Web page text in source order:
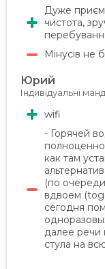
Дуже
чистота,
Мінусів не
Юрий
Індивідуальні
wifi
- Горячей
как там
(по
вдвоем
сегодня
далее речи
стула на